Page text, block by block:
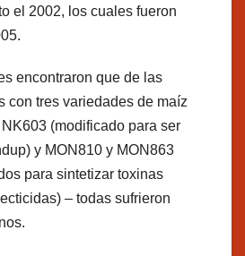
el 2002, los cuales fueron
encontraron que de las
con tres variedades de maíz
(modificado para ser
y MON810 y MON863
para sintetizar toxinas
– todas sufrieron